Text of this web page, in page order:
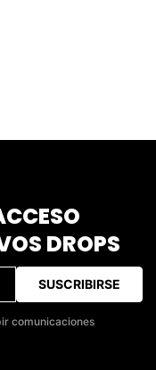
DROPS
SUSCRIBIRSE
comunicaciones